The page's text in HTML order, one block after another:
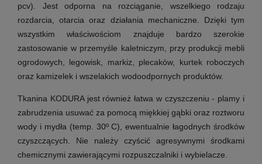
pcv). Jest odporna na rozciąganie, wszelkiego rodzaju
rozdarcia, otarcia oraz działania mechaniczne. Dzięki tym
wszystkim właściwościom znajduje bardzo szerokie
zastosowanie w przemyśle kaletniczym, przy produkcji mebli
ogrodowych, legowisk, markiz, plecaków, kurtek roboczych
oraz kamizelek i wszelakich wodoodpornych produktów.
Tkanina KODURA jest również łatwa w czyszczeniu - plamy i
zabrudzenia usuwać za pomocą miękkiej gąbki oraz roztworu
wody i mydła (temp. 30º C), ewentualnie łagodnych środków
czyszczących. Nie należy czyścić agresywnymi środkami
chemicznymi zawierającymi rozpuszczalniki i wybielacze.